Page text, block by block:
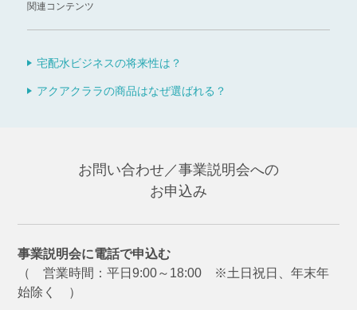
関連コンテンツ
宅配水ビジネスの将来性は？
アクアクララの商品はなぜ選ばれる？
お問い合わせ／事業説明会への
お申込み
事業説明会に電話で申込む
（ 営業時間：平日9:00～18:00 ※土日祝日、年末年
始除く ）